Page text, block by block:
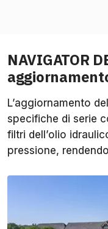
NAVIGATOR
L’aggiornamento
specifiche di serie
filtri dell’olio
pressione,